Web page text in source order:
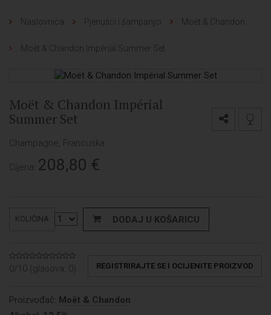
Naslovnica Pjenušci i šampanjci Moët & Chandon
Moët & Chandon Impérial Summer Set
Moët & Chandon Impérial
Summer Set
Champagne, Francuska
Cijena: 208,80 €
KOLIČINA DODAJ U KOŠARICU
0/10 (glasova: 0) REGISTRIRAJTE SE I OCIJENITE PROIZVOD
Proizvođač: Moët & Chandon